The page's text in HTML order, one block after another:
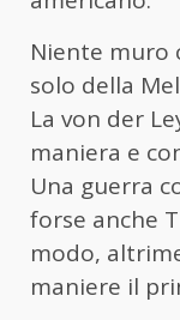
Niente muro
solo della
La von der
maniera e
Una guerra
forse anche
modo,
maniere il